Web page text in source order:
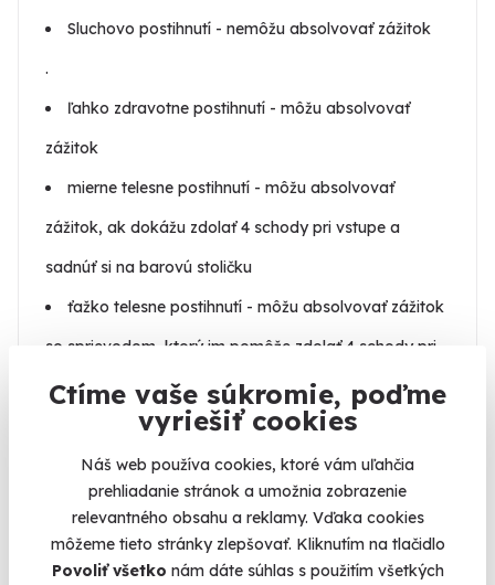
Ctíme vaše súkromie, poďme
vyriešiť cookies
Náš web používa cookies, ktoré vám uľahčia
prehliadanie stránok a umožnia zobrazenie
relevantného obsahu a reklamy. Vďaka cookies
môžeme tieto stránky zlepšovať. Kliknutím na tlačidlo
Povoliť všetko nám dáte súhlas s použitím všetkých
Sluchovo postihnutí - nemôžu absolvovať zážitok
.
ľahko zdravotne postihnutí - môžu absolvovať
zážitok
mierne telesne postihnutí - môžu absolvovať
zážitok, ak dokážu zdolať 4 schody pri vstupe a
sadnúť si na barovú stoličku
ťažko telesne postihnutí - môžu absolvovať zážitok
so sprievodom, ktorý im pomôže zdolať 4 schody pri
vstupe
Kde sa zážitok odohráva